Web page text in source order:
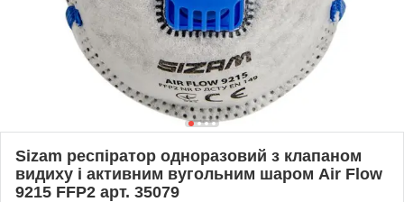
Sizam респіратор одноразовий з клапаном
видиху і активним вугольним шаром Air Flow
9215 FFP2 арт. 35079